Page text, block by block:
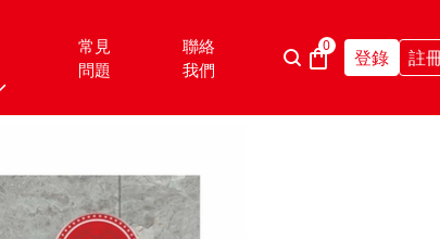
常見
問題
聯絡
我們
0
登錄 註